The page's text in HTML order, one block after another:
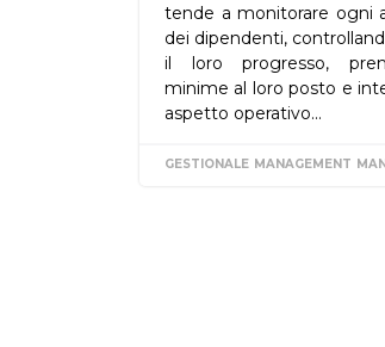
tende a monitorare ogni
dei dipendenti,
il loro progresso,
minime al loro posto e
aspetto operativo...
GESTIONALE MANAGEMENT